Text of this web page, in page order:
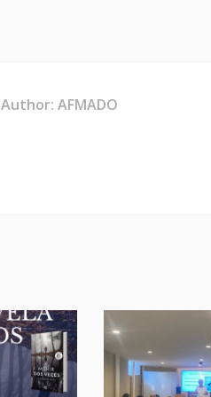
Author: AFMADO